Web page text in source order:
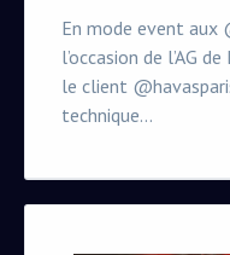
En mode event aux
l’occasion de l’AG
le client
technique...